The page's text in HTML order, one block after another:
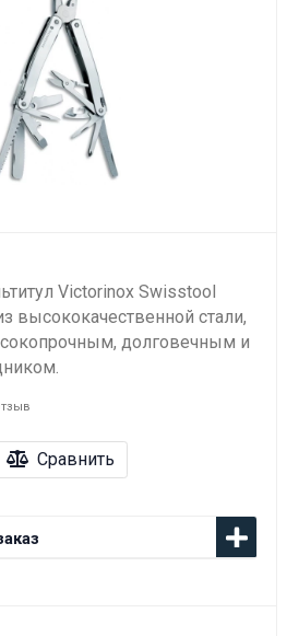
Victorinox Swisstool
высококачественной стали,
долговечным и
Сравнить